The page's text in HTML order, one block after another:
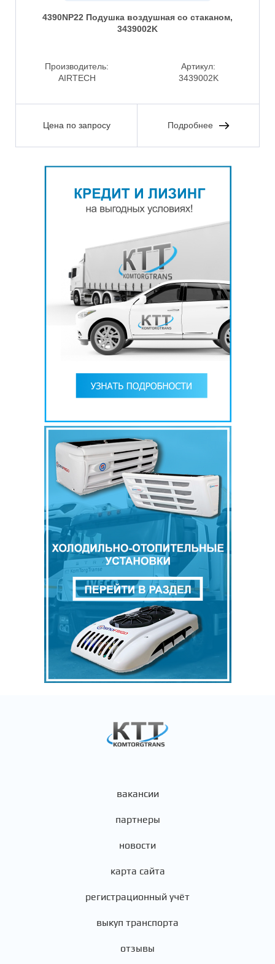
4390NP22 Подушка воздушная со стаканом,
3439002K
Производитель:
AIRTECH
Артикул:
3439002K
Цена по запросу Подробнее
вакансии
партнеры
новости
карта сайта
регистрационный учёт
выкуп транспорта
отзывы